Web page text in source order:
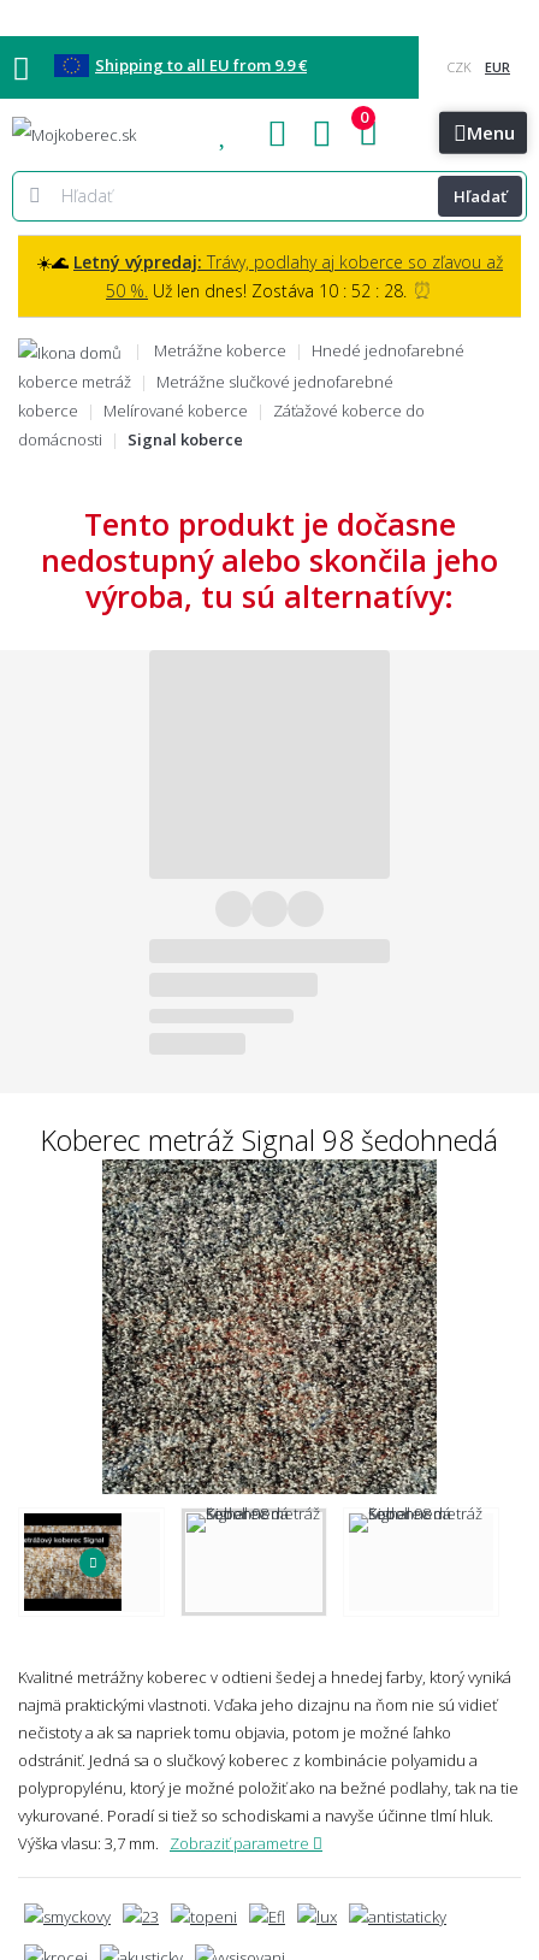
Shipping to all EU from 9.9 €
Blog Kontakt Menu
Hľadať
0
☀️🌊 Letný výpredaj: Trávy, podlahy aj koberce so zľavou až
50 %. Už len dnes! Zostáva 10 : 52 : 27. ⏰
Metrážne koberce
Hnedé jednofarebné
koberce metráž
Metrážne slučkové jednofarebné
koberce
Melírované koberce
Záťažové koberce do
domácnosti
Signal koberce
Tento produkt je dočasne
nedostupný alebo skončila jeho
výroba, tu sú alternatívy:
Koberec metráž Signal 98 šedohnedá
Kvalitné metrážny koberec v odtieni šedej a hnedej farby, ktorý vyniká
najmä praktickými vlastnoti. Vďaka jeho dizajnu na ňom nie sú vidieť
nečistoty a ak sa napriek tomu objavia, potom je možné ľahko
odstrániť. Jedná sa o slučkový koberec z kombinácie polyamidu a
polypropylénu, ktorý je možné položiť ako na bežné podlahy, tak na tie
vykurované. Poradí si tiež so schodiskami a navyše účinne tlmí hluk.
Výška vlasu: 3,7 mm.
Zobraziť parametre